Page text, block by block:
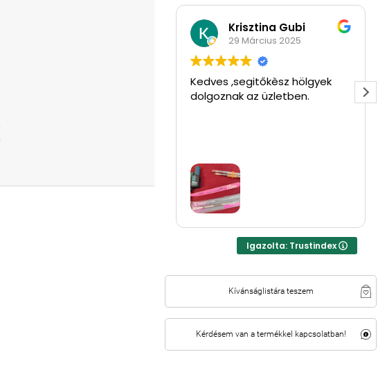
Krisztina Gubi
29 Március 2025
Kedves ,segitőkèsz hölgyek
dolgoznak az üzletben.
Igazolta: Trustindex
Kívánságlistára teszem
Kérdésem van a termékkel kapcsolatban!